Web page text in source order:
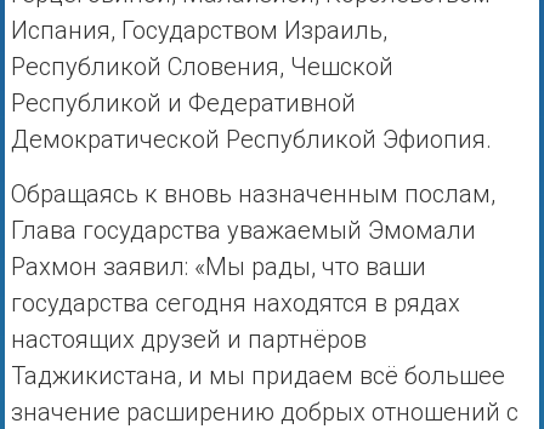
Испания, Государством Израиль,
Республикой Словения, Чешской
Республикой и Федеративной
Демократической Республикой Эфиопия.
Обращаясь к вновь назначенным послам,
Глава государства уважаемый Эмомали
Рахмон заявил: «Мы рады, что ваши
государства сегодня находятся в рядах
настоящих друзей и партнёров
Таджикистана, и мы придаем всё большее
значение расширению добрых отношений с